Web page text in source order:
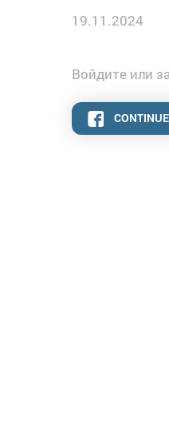
19.11.2024
Войдите или